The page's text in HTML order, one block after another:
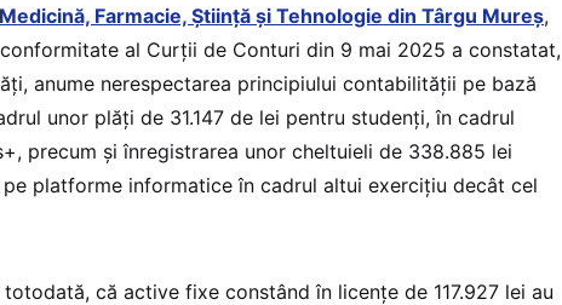
Farmacie, Știință și Tehnologie din Târgu Mureș,
al Curții de Conturi din 9 mai 2025 a constatat,
anume nerespectarea principiului contabilității pe bază
unor plăți de 31.147 de lei pentru studenți, în cadrul
precum și înregistrarea unor cheltuieli de 338.885 lei
platforme informatice în cadrul altui exercițiu decât cel
că active fixe constând în licențe de 117.927 lei au